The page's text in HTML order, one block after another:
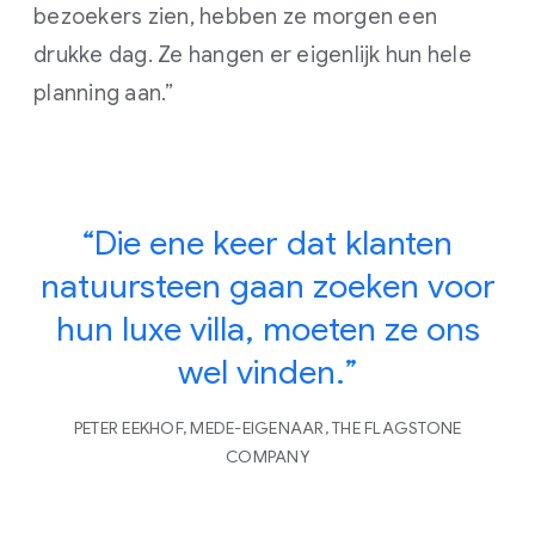
bezoekers zien, hebben ze morgen een
drukke dag. Ze hangen er eigenlijk hun hele
planning aan.”
“Die ene keer dat klanten
natuursteen gaan zoeken voor
hun luxe villa, moeten ze ons
wel vinden.”
PETER EEKHOF, MEDE-EIGENAAR, THE FLAGSTONE
COMPANY